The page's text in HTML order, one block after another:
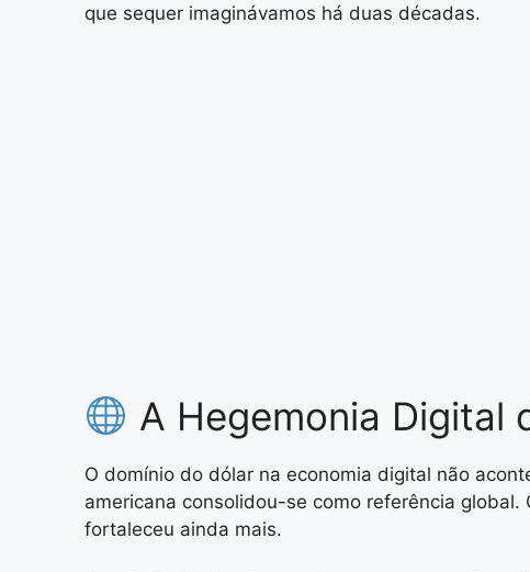
que sequer imaginávamos há duas décadas.
A Hegemonia Digital
O domínio do dólar na economia digital não
americana consolidou-se como referência
fortaleceu ainda mais.